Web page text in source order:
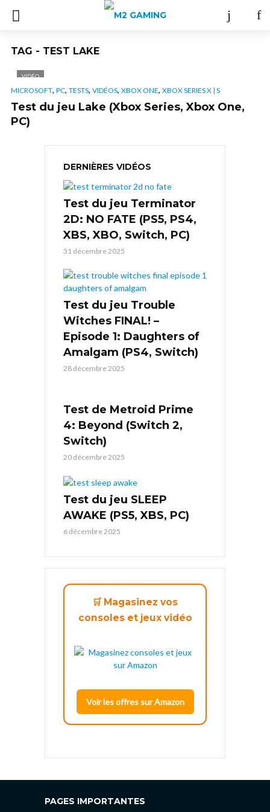
TAG - TEST LAKE
VIDÉO
MICROSOFT, PC, TESTS, VIDÉOS, XBOX ONE, XBOX SERIES X | S
Test du jeu Lake (Xbox Series, Xbox One,
PC)
DERNIÈRES VIDÉOS
Test du jeu Terminator
2D: NO FATE (PS5, PS4,
XBS, XBO, Switch, PC)
31 décembre 2025
Test du jeu Trouble
Witches FINAL! –
Episode 1: Daughters of
Amalgam (PS4, Switch)
28 décembre 2025
Test de Metroid Prime
4: Beyond (Switch 2,
Switch)
20 décembre 2025
Test du jeu SLEEP
AWAKE (PS5, XBS, PC)
6 décembre 2025
🛒 Magasinez vos
consoles et jeux vidéo
Voir les offres sur Amazon
PAGES IMPORTANTES